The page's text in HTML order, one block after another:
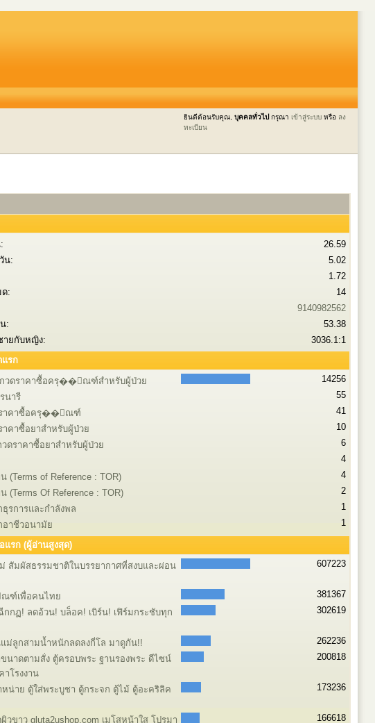
ยินดีต้อนรับคุณ, บุคคลทั่วไป กรุณา เข้าสู่ระบบ หรือ ลง
ทะเบียน
26.59
น:
5.02
1.72
:
14
9140982562
:
53.38
ายกับหญิง:
3036.1:1
รก
ะกวดราคาซื้อครุ��ัณฑ์สำหรับผู้ป่วย
14256
นารี
55
บราคาซื้อครุ��ัณฑ์
41
าคาซื้อยาสำหรับผู้ป่วย
10
วดราคาซื้อยาสำหรับผู้ป่วย
6
4
(Terms of Reference : TOR)
4
(Terms Of Reference : TOR)
2
รการและกำลังพล
1
อาชีวอนามัย
1
รก (ผู้อ่านสูงสุด)
ม่ สัมผัสธรรมชาติในบรรยากาศที่สงบและผ่อน
607223
ฑ์เพื่อคนไทย
381367
กฏ! ลดอ้วน! บล็อค! เบิร์น! เฟิร์มกระชับทุก
302619
ม่ลูกสามน้ำหนักลดลงกี่โล มาดูกัน!!
262236
นาดตามสั่ง ตู้ครอบพระ ฐานรองพระ ดีไซน์
โรงงาน
200818
หน่าย ตู้ใส่พระบูชา ตู้กระจก ตู้ไม้ ตู้อะคริลิค
173236
วขาว gluta2ushop.com เมโสหน้าใส โปรมา
166618